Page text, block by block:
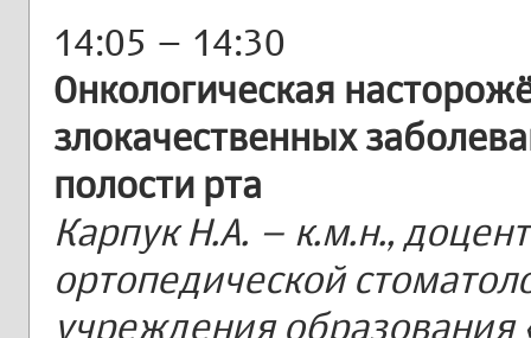
14:05 – 14:30
Онкологическая
злокачественных
полости рта
Карпук Н.А. – к.м.н.,
ортопедической
учреждения образования